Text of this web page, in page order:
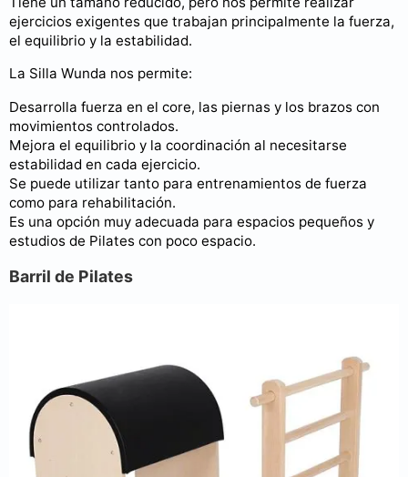
ejercicios exigentes que trabajan principalmente la fuerza,
el equilibrio y la estabilidad.
La Silla Wunda nos permite:
Desarrolla fuerza en el core, las piernas y los brazos con
movimientos controlados.
Mejora el equilibrio y la coordinación al necesitarse
estabilidad en cada ejercicio.
Se puede utilizar tanto para entrenamientos de fuerza
como para rehabilitación.
Es una opción muy adecuada para espacios pequeños y
estudios de Pilates con poco espacio.
Barril de Pilates